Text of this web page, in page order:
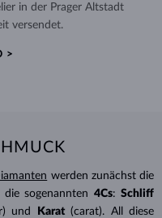
in der Prager Altstadt
versendet.
>
werden zunächst die
sogenannten 4Cs: Schliff
und Karat (carat). All diese